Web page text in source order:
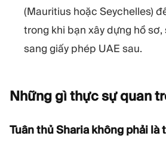
(Mauritius hoặc Seychelles)
trong khi bạn xây dựng hồ sơ,
sang giấy phép UAE sau.
Những gì thực sự quan
Tuân thủ Sharia không phải là